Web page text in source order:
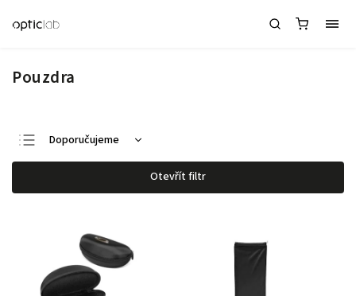
Pouzdra
Doporučujeme
Nejlevnější
Nejdražší
Abecedně
Otevřít filtr